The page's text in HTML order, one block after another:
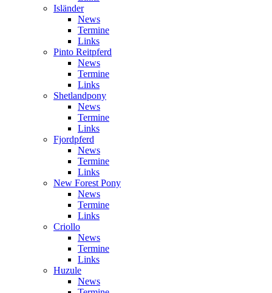
Isländer
News
Termine
Links
Pinto Reitpferd
News
Termine
Links
Shetlandpony
News
Termine
Links
Fjordpferd
News
Termine
Links
New Forest Pony
News
Termine
Links
Criollo
News
Termine
Links
Huzule
News